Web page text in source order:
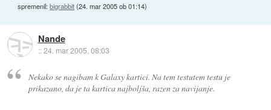
spremenil:bigrabbit(24. mar 2005 ob 01:14)
Nande
::24. mar 2005, 08:03
Nekako se nagibam k Galaxy kartici. Na tem testutem testu je
prikazano, da je ta kartica najboljša, razen za navijanje.